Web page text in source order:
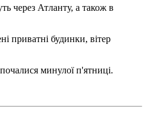
через Атланту, а також в
приватні будинки, вітер
минулої п'ятниці.